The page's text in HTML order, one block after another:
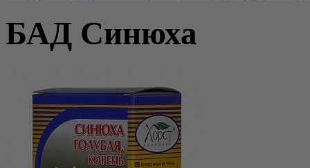
БАД Синюха